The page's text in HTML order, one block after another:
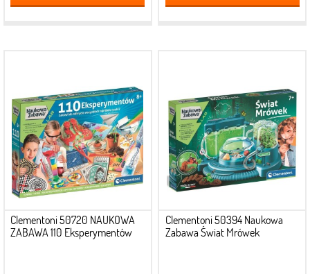
Clementoni 50720 NAUKOWA
ZABAWA 110 Eksperymentów
Clementoni 50394 Naukowa
Zabawa Świat Mrówek